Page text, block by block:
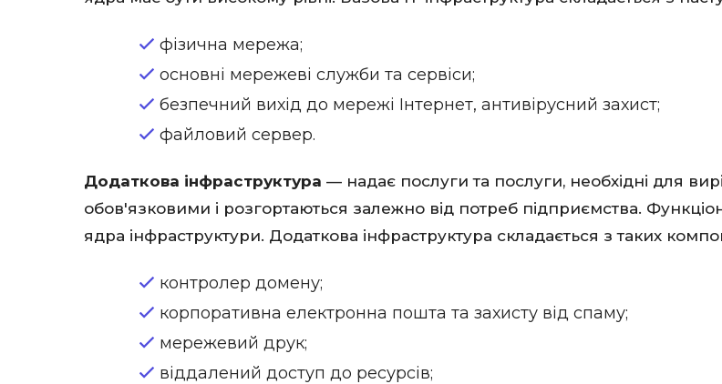
фізична мережа;
основні мережеві служби та сервіси;
безпечний вихід до мережі Інтернет, антивірусний захист;
файловий сервер.
Додаткова інфраструктура — надає послуги та послуги, необхідні для
обов'язковими і розгортаються залежно від потреб підприємства.
ядра інфраструктури. Додаткова інфраструктура складається з таких
контролер домену;
корпоративна електронна пошта та захисту від спаму;
мережевий друк;
віддалений доступ до ресурсів;